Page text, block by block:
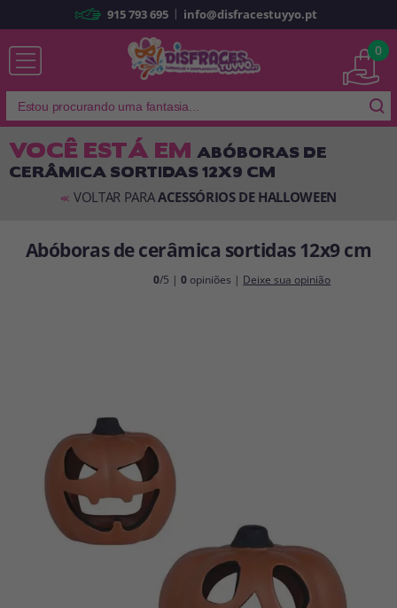
Já sou cliente
Lembrar-me Esqueceu sua senha?
É a minha primeira vez
CRIAR CONTA
915 793 695 | info@disfracestuyyo.pt
0
VOCÊ ESTÁ EM ABÓBORAS DE
CERÂMICA SORTIDAS 12X9 CM
<< VOLTAR PARAACESSÓRIOS DE HALLOWEEN
Abóboras de cerâmica sortidas 12x9 cm
0/5 |0 opiniões | Deixe sua opinião